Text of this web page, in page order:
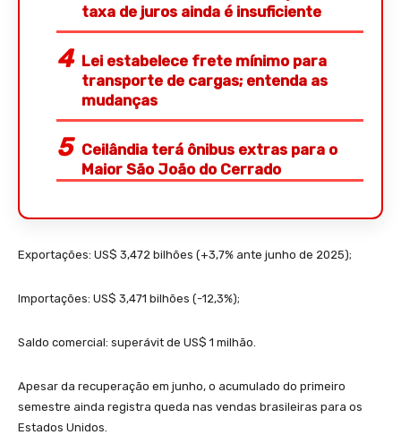
taxa de juros ainda é insuficiente
Lei estabelece frete mínimo para
transporte de cargas; entenda as
mudanças
Ceilândia terá ônibus extras para o
Maior São João do Cerrado
Exportações: US$ 3,472 bilhões (+3,7% ante junho de 2025);
Importações: US$ 3,471 bilhões (-12,3%);
Saldo comercial: superávit de US$ 1 milhão.
Apesar da recuperação em junho, o acumulado do primeiro
semestre ainda registra queda nas vendas brasileiras para os
Estados Unidos.